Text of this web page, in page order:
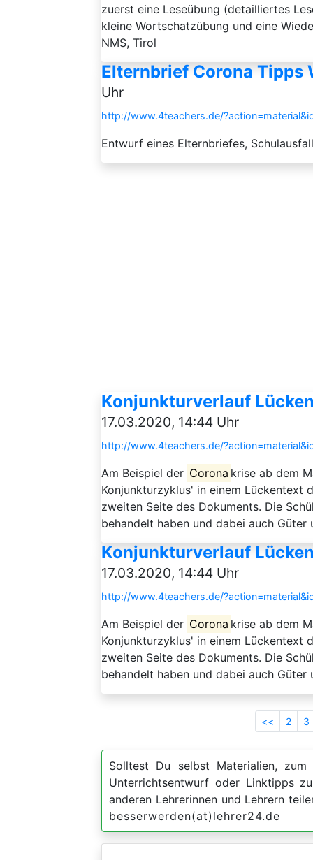
zuerst eine Leseübung (detailliertes
kleine Wortschatzübung und eine
NMS, Tirol
Elternbrief Corona Tipps
Uhr
http://www.4teachers.de/
Entwurf eines Elternbriefes,
Konjunkturverlauf
17.03.2020, 14:44 Uhr
http://www.4teachers.de/
Am Beispiel der Corona krise ab dem
Konjunkturzyklus' in einem Lückentext
zweiten Seite des Dokuments. Die
behandelt haben und dabei auch Güter
Konjunkturverlauf
17.03.2020, 14:44 Uhr
http://www.4teachers.de/
Am Beispiel der Corona krise ab dem
Konjunkturzyklus' in einem Lückentext
zweiten Seite des Dokuments. Die
behandelt haben und dabei auch Güter
<< 2 3
Solltest Du selbst Materialien,
Unterrichtsentwurf oder Linktipps
anderen Lehrerinnen und Lehrern
besserwerden(at)lehrer24.de